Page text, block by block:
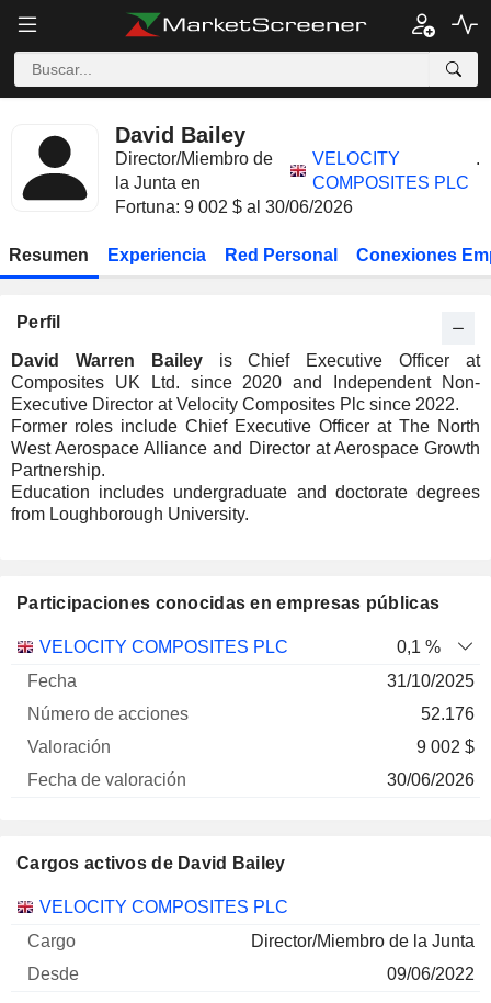
David Bailey
Director/Miembro de
la Junta en
VELOCITY
COMPOSITES PLC
.
Fortuna: 9 002 $ al 30/06/2026
Resumen Experiencia Red Personal Conexiones
Perfil
David Warren Baileyis Chief Executive Officer at
Composites UK Ltd. since 2020 and Independent Non-
Executive Director at Velocity Composites Plc since 2022.
Former roles include Chief Executive Officer at The North
West Aerospace Alliance and Director at Aerospace Growth
Partnership.
Education includes undergraduate and doctorate degrees
from Loughborough University.
Participaciones conocidas en empresas públicas
Empresa
Número
valoración
VELOCITY COMPOSITES PLC
0,1 %
31/10/2025
52.176
9 002 $
30/06/2026
Cargos activos de David Bailey
Empresas Cargo Inicio
VELOCITY COMPOSITES PLC
Director/Miembro de la Junta
09/06/2022